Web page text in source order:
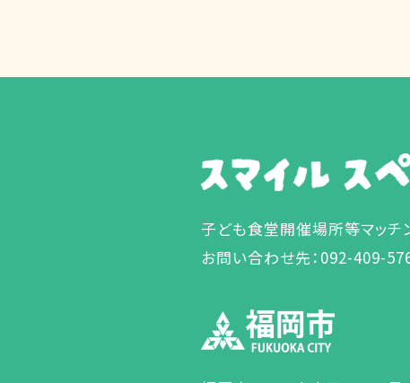
子ども食堂開催場所等マッ
お問い合わせ先：092-409-